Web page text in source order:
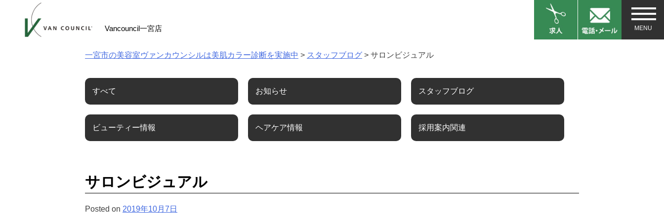
Vancouncil一宮店
一宮市の美容室ヴァンカウンシルは美肌カラー診断を実施中 > スタッフブログ > サロンビジュアル
すべて お知らせ スタッフブログ
ビューティー情報 ヘアケア情報 採用案内関連
サロンビジュアル
Posted on 2019年10月7日